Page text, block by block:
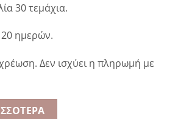
30 τεμάχια.
ημερών.
Δεν ισχύει η πληρωμή με